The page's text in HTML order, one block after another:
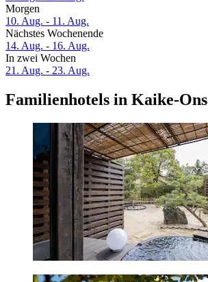
Morgen
10. Aug. - 11. Aug.
Nächstes Wochenende
14. Aug. - 16. Aug.
In zwei Wochen
21. Aug. - 23. Aug.
Familienhotels in Kaike-